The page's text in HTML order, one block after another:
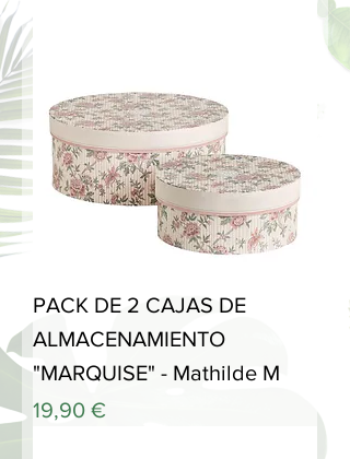
PACK DE 2 CAJAS DE
ALMACENAMIENTO
"MARQUISE" - Mathilde M
Precio
19,90 €